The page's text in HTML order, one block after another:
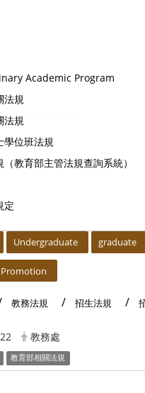
Academic Program
法規
法規
學位班法規
教育部主管法規查詢系統）
定
Undergraduate graduate
教務法規 招生法規
教務處
教育部相關法規